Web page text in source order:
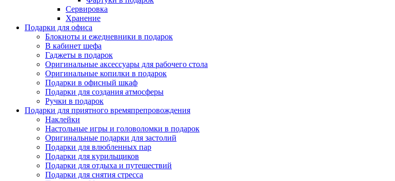
Сервировка
Хранение
Подарки для офиса
Блокноты и ежедневники в подарок
В кабинет шефа
Гаджеты в подарок
Оригинальные аксессуары для рабочего стола
Оригинальные копилки в подарок
Подарки в офисный шкаф
Подарки для создания атмосферы
Ручки в подарок
Подарки для приятного времяпрепровождения
Наклейки
Настольные игры и головоломки в подарок
Оригинальные подарки для застолий
Подарки для влюбленных пар
Подарки для курильщиков
Подарки для отдыха и путешествий
Подарки для снятия стресса